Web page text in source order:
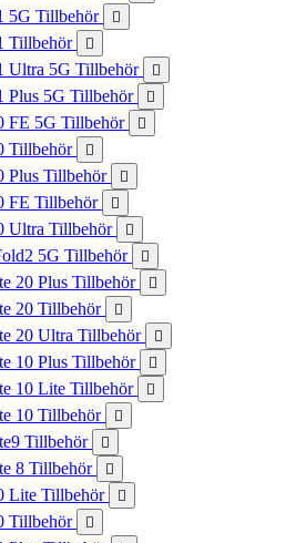
5G Tillbehör 
Tillbehör 
Ultra 5G Tillbehör 
Plus 5G Tillbehör 
FE 5G Tillbehör 
Tillbehör 
Plus Tillbehör 
FE Tillbehör 
Ultra Tillbehör 
5G Tillbehör 
20 Plus Tillbehör 
20 Tillbehör 
20 Ultra Tillbehör 
10 Plus Tillbehör 
10 Lite Tillbehör 
10 Tillbehör 
Tillbehör 
8 Tillbehör 
Lite Tillbehör 
Tillbehör 